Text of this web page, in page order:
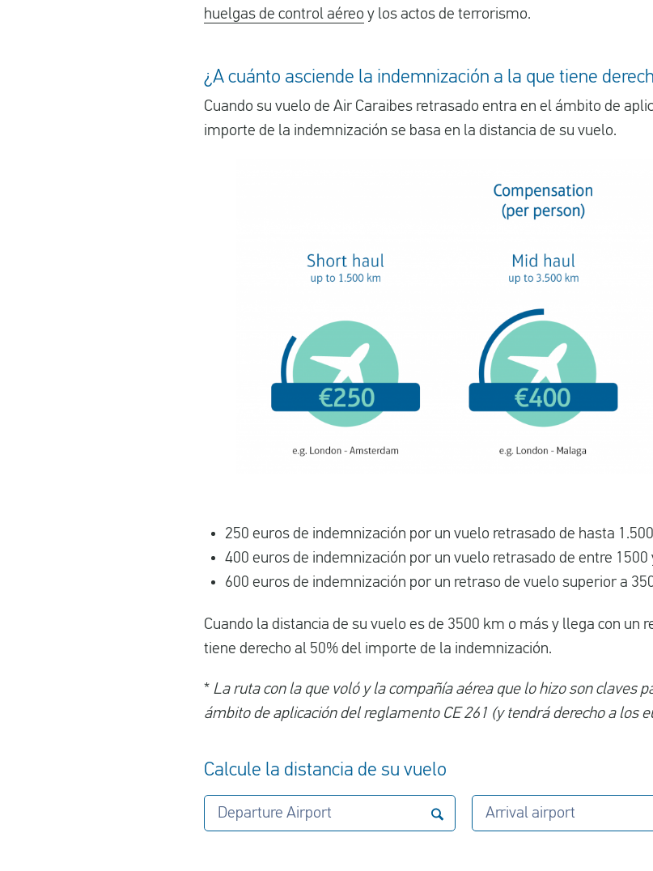
huelgas de control aéreo y los actos de terrorismo.
¿A cuánto asciende la indemnización a la que tiene
Cuando su vuelo de Air Caraibes retrasado entra en el ámbito de
importe de la indemnización se basa en la distancia de su vuelo.
250 euros de indemnización por un vuelo retrasado de hasta
400 euros de indemnización por un vuelo retrasado de entre 1500
600 euros de indemnización por un retraso de vuelo superior a
Cuando la distancia de su vuelo es de 3500 km o más y llega con un
tiene derecho al 50% del importe de la indemnización.
* La ruta con la que voló y la compañía aérea que lo hizo son claves
ámbito de aplicación del reglamento CE 261 (y tendrá derecho a los
Calcule la distancia de su vuelo
Departure Airport Arrival airport